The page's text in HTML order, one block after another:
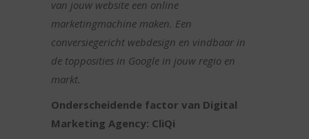
van jouw website een online
marketingmachine maken. Een
conversiegericht webdesign en vindbaar in
de topposities in Google in jouw regio en
markt.
Onderscheidende factor van Digital
Marketing Agency: CliQi